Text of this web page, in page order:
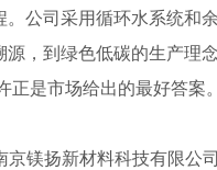
公司采用循环水系统和
，到绿色低碳的生产
是市场给出的最好答案。
镁扬新材料科技有限公司